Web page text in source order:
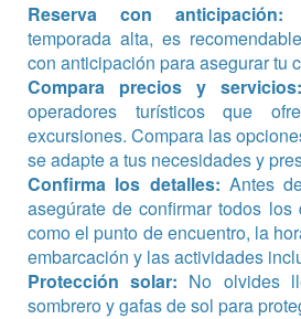
Reserva con anticipación:
temporada alta, es
con anticipación para asegurar tu
Compara precios y servicios:
operadores turísticos que
excursiones. Compara las
se adapte a tus necesidades y
Confirma los detalles: Antes
asegúrate de confirmar todos los
como el punto de encuentro, la
embarcación y las actividades
Protección solar: No olvides
sombrero y gafas de sol para